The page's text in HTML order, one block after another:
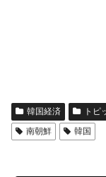
府県とは？
Fact1 今話題の
奇跡の毛
韓国経済 トピ
南朝鮮
韓国